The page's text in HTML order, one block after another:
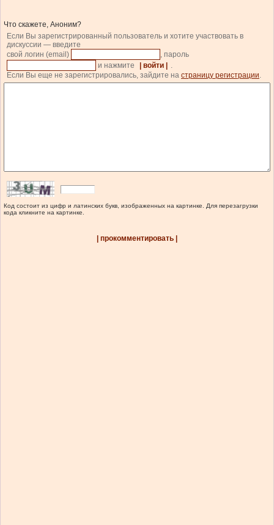
Что скажете, Аноним?
Если Вы зарегистрированный пользователь и хотите участвовать в
дискуссии — введите
свой логин (email)
, пароль
и нажмите
| войти |
.
Если Вы еще не зарегистрировались, зайдите на страницу регистрации.
Код состоит из цифр и латинских букв, изображенных на картинке. Для перезагрузки
кода кликните на картинке.
| прокомментировать |